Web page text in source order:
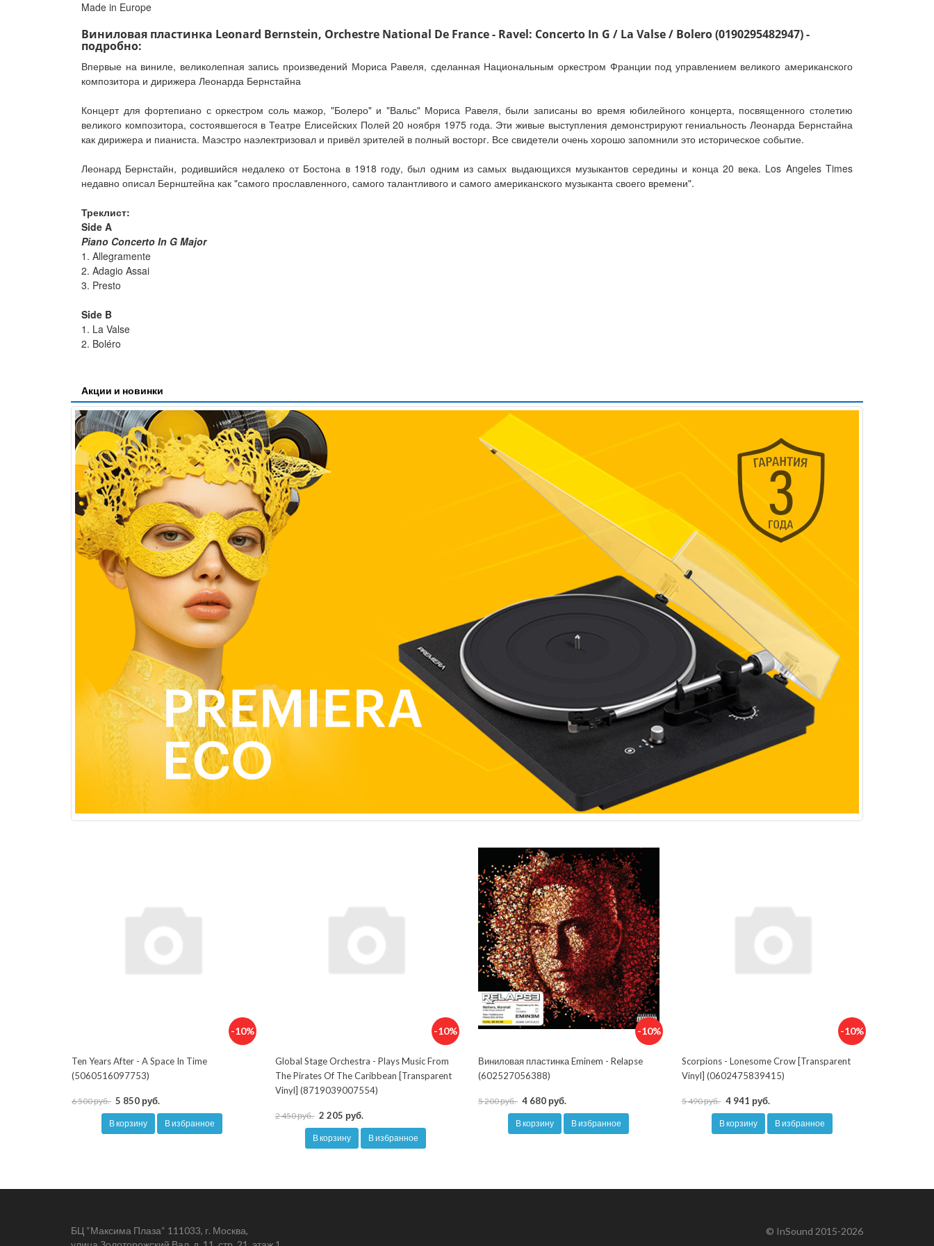
Made in Europe
Виниловая пластинка Leonard Bernstein, Orchestre National De France - Ravel: Concerto In G / La Valse / Bolero (0190295482947) -
подробно:
Впервые на виниле, великолепная запись произведений Мориса Равеля, сделанная Национальным оркестром Франции под управлением великого американского
композитора и дирижера Леонарда Бернстайна
Концерт для фортепиано с оркестром соль мажор, "Болеро" и "Вальс" Мориса Равеля, были записаны во время юбилейного концерта, посвященного столетию
великого композитора, состоявшегося в Театре Елисейских Полей 20 ноября 1975 года. Эти живые выступления демонстрируют гениальность Леонарда Бернстайна
как дирижера и пианиста. Маэстро наэлектризовал и привёл зрителей в полный восторг. Все свидетели очень хорошо запомнили это историческое событие.
Леонард Бернстайн, родившийся недалеко от Бостона в 1918 году, был одним из самых выдающихся музыкантов середины и конца 20 века. Los Angeles Times
недавно описал Бернштейна как "самого прославленного, самого талантливого и самого американского музыканта своего времени".
Треклист:
Side A
Piano Concerto In G Major
1. Allegramente
2. Adagio Assai
3. Presto
Side B
1. La Valse
2. Boléro
Акции и новинки
-10%
Ten Years After - A Space In Time
(5060516097753)
6 500 руб. 5 850 руб.
В корзину В избранное
-10%
Global Stage Orchestra - Plays Music From
The Pirates Of The Caribbean [Transparent
Vinyl] (8719039007554)
2 450 руб. 2 205 руб.
В корзину В избранное
-10%
Виниловая пластинка Eminem - Relapse
(602527056388)
5 200 руб. 4 680 руб.
В корзину В избранное
-10%
Scorpions - Lonesome Crow [Transparent
Vinyl] (0602475839415)
5 490 руб. 4 941 руб.
В корзину В избранное
БЦ “Максима Плаза“ 111033, г. Москва,
© InSound 2015-2026